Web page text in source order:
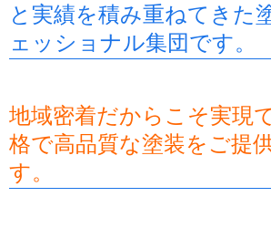
と実績を積み重ねてきた
ェッショナル集団です。
地域密着だからこそ実現
格で高品質な塗装をご提
す。